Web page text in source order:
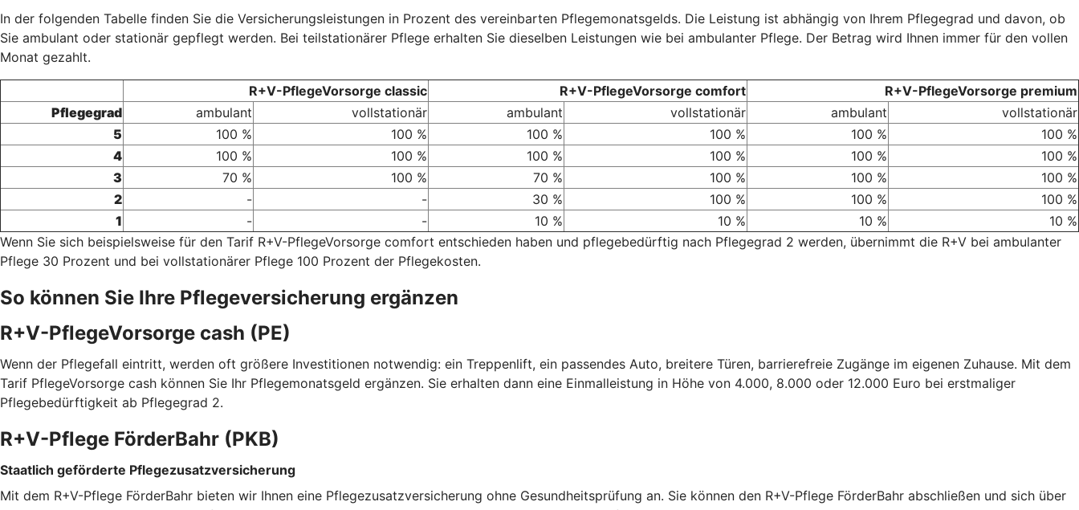
In der folgenden Tabelle finden Sie die Versicherungsleistungen in Prozent des vereinbarten Pflegemonatsgelds. Die Leistung ist abhängig von Ihrem Pflegegrad und davon, ob
Sie ambulant oder stationär gepflegt werden. Bei teilstationärer Pflege erhalten Sie dieselben Leistungen wie bei ambulanter Pflege. Der Betrag wird Ihnen immer für den vollen
Monat gezahlt.
R+V-PflegeVorsorge classic R+V-PflegeVorsorge comfort
R+V-PflegeVorsorge premium
Pflegegrad
ambulant vollstationär ambulant vollstationär ambulant
vollstationär
5
100 % 100 % 100 % 100 % 100 %
100 %
4
100 % 100 % 100 % 100 % 100 %
100 %
3
70 % 100 % 70 % 100 % 100 %
100 %
2
- - 30 % 100 % 100 %
100 %
1
- - 10 % 10 % 10 %
10 %
Wenn Sie sich beispielsweise für den Tarif R+V-PflegeVorsorge comfort entschieden haben und pflegebedürftig nach Pflegegrad 2 werden, übernimmt die R+V bei ambulanter
Pflege 30 Prozent und bei vollstationärer Pflege 100 Prozent der Pflegekosten.
So können Sie Ihre Pflegeversicherung ergänzen
R+V-PflegeVorsorge cash (PE)
Wenn der Pflegefall eintritt, werden oft größere Investitionen notwendig: ein Treppenlift, ein passendes Auto, breitere Türen, barrierefreie Zugänge im eigenen Zuhause. Mit dem
Tarif PflegeVorsorge cash können Sie Ihr Pflegemonatsgeld ergänzen. Sie erhalten dann eine Einmalleistung in Höhe von 4.000, 8.000 oder 12.000 Euro bei erstmaliger
Pflegebedürftigkeit ab Pflegegrad 2.
R+V-Pflege FörderBahr (PKB)
Staatlich geförderte Pflegezusatzversicherung
Mit dem R+V-Pflege FörderBahr bieten wir Ihnen eine Pflegezusatzversicherung ohne Gesundheitsprüfung an. Sie können den R+V-Pflege FörderBahr abschließen und sich über